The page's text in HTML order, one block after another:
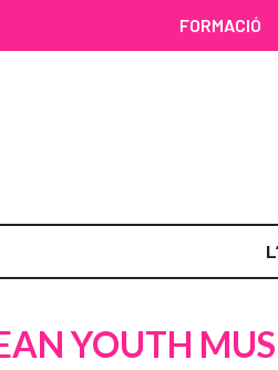
FORMACIÓ
YOUTH